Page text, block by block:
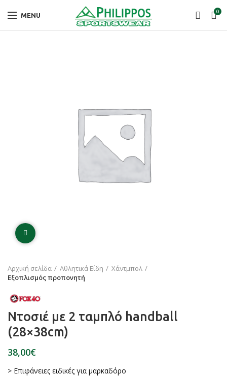
MENU 0
Αρχική σελίδα Αθλητικά Είδη
Χάντμπολ
Εξοπλισμός προπονητή
Ντοσιέ με 2 ταμπλό handball
(28×38cm)
€
> Επιφάνειες ειδικές για μαρκαδόρο